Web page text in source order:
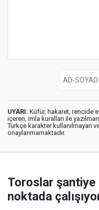
UYARI: Küfür, hakaret, rencide
içeren, imla kuralları ile
Türkçe karakter kullanılmayan
onaylanmamaktadır.
Toroslar şantiye
noktada